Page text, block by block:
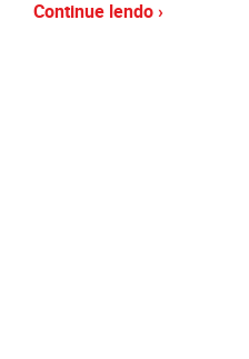
Continue lendo ›